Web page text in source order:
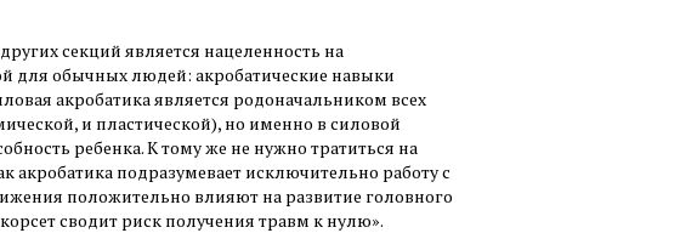
секций является нацеленность на
для обычных людей: акробатические навыки
акробатика является родоначальником всех
и пластической), но именно в силовой
ребенка. К тому же не нужно тратиться на
акробатика подразумевает исключительно работу с
положительно влияют на развитие головного
сводит риск получения травм к нулю».